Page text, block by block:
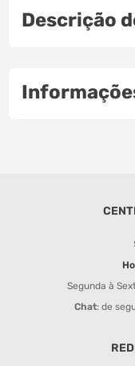
Descrição
Segunda à
Chat: de